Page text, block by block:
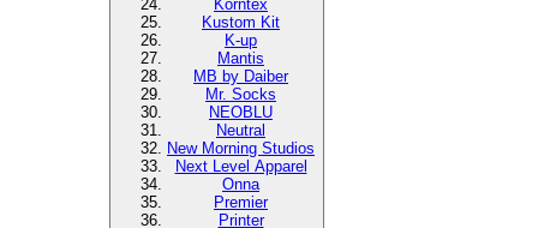
Korntex
Kustom Kit
K-up
Mantis
MB by Daiber
Mr. Socks
NEOBLU
Neutral
New Morning Studios
Next Level Apparel
Onna
Premier
Printer